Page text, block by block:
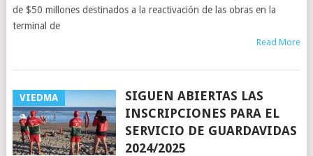
de $50 millones destinados a la reactivación de las obras en la
terminal de
Read More
VIEDMA
SIGUEN ABIERTAS LAS
INSCRIPCIONES PARA EL
SERVICIO DE GUARDAVIDAS
2024/2025